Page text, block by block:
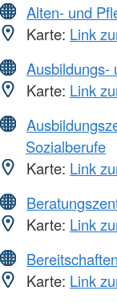
Alten- und
Karte: Link
Ausbildungs-
Karte: Link
Sozialberufe
Karte: Link
Karte: Link
Karte: Link